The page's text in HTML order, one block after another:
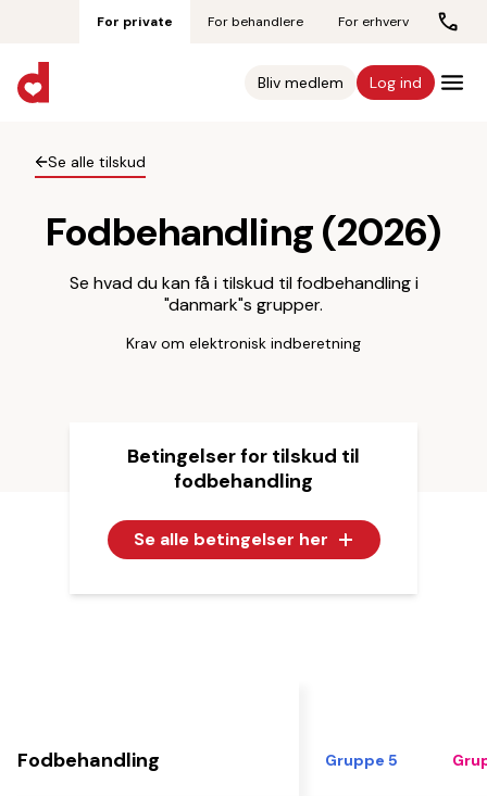
For private For behandlere For erhverv
Bliv medlem Log ind
Se alle tilskud
Fodbehandling (2026)
Se hvad du kan få i tilskud til fodbehandling i
"danmark"s grupper.
Krav om elektronisk indberetning
Betingelser for tilskud til
fodbehandling
Se alle betingelser her
Fodbehandling Gruppe 5